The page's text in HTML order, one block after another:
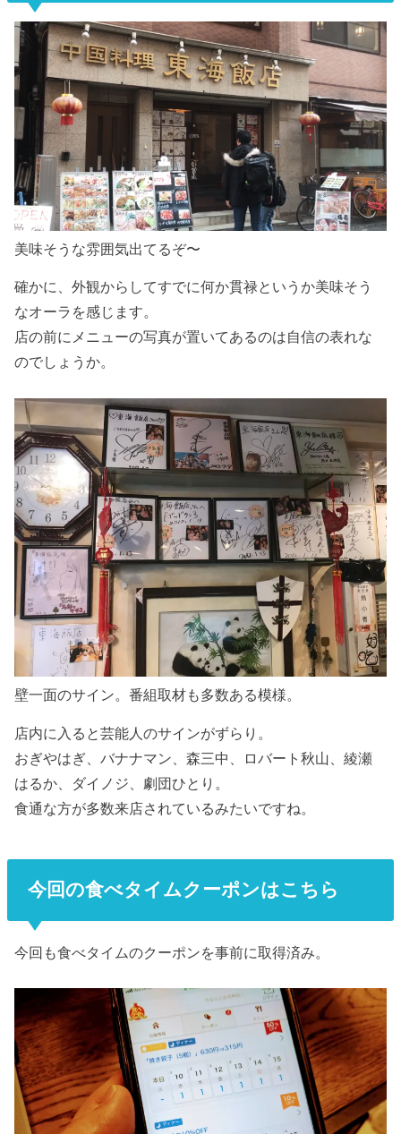
美味そうな雰囲気出てるぞ〜
確かに、外観からしてすでに何か貫禄というか美味そう
なオーラを感じます。
店の前にメニューの写真が置いてあるのは自信の表れな
のでしょうか。
壁一面のサイン。番組取材も多数ある模様。
店内に入ると芸能人のサインがずらり。
おぎやはぎ、バナナマン、森三中、ロバート秋山、綾瀬
はるか、ダイノジ、劇団ひとり。
食通な方が多数来店されているみたいですね。
今回の食べタイムクーポンはこちら
今回も食べタイムのクーポンを事前に取得済み。